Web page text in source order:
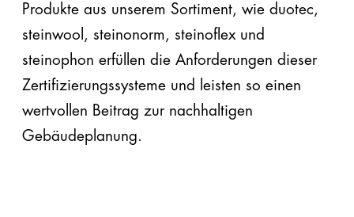
Produkte aus unserem Sortiment, wie duotec,
steinwool, steinonorm, steinoflex und
steinophon erfüllen die Anforderungen dieser
Zertifizierungssysteme und leisten so einen
wertvollen Beitrag zur nachhaltigen
Gebäudeplanung.